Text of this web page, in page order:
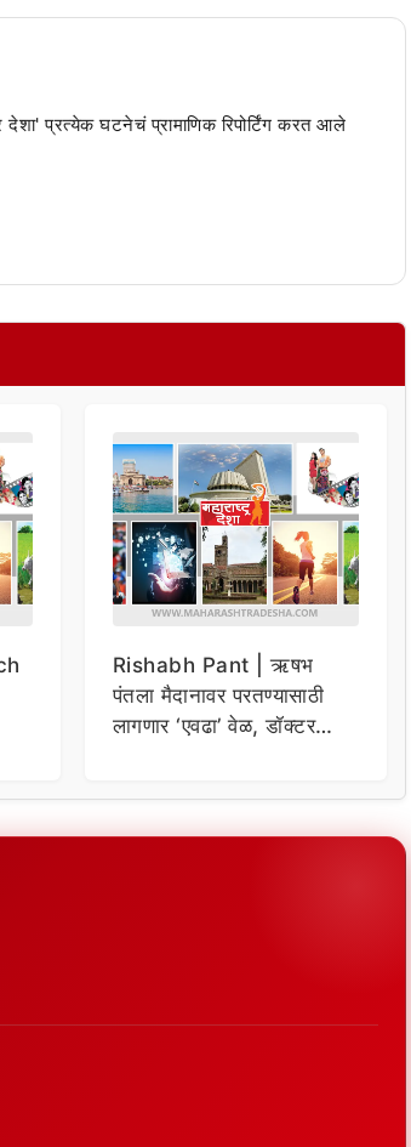
देशा' प्रत्येक घटनेचं प्रामाणिक रिपोर्टिंग करत आले
Rishabh Pant | ऋषभ
पंतला मैदानावर परतण्यासाठी
लागणार ‘एवढा’ वेळ, डॉक्टर